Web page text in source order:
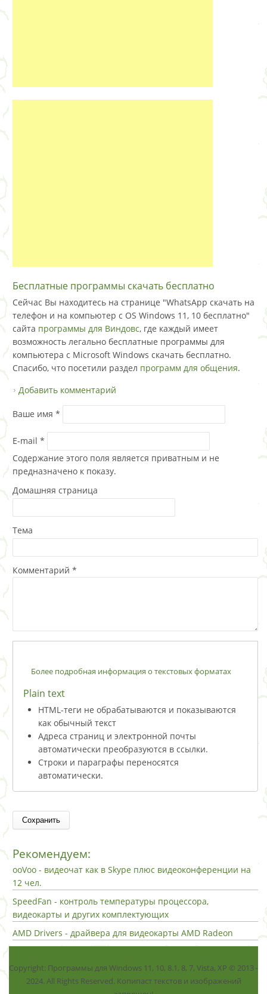
Бесплатные программы скачать бесплатно
Сейчас Вы находитесь на странице "WhatsApp скачать на
телефон и на компьютер с OS Windows 11, 10 бесплатно"
сайта программы для Виндовс, где каждый имеет
возможность легально бесплатные программы для
компьютера с Microsoft Windows скачать бесплатно.
Спасибо, что посетили раздел программ для общения.
Добавить комментарий
Ваше имя *
E-mail *
Содержание этого поля является приватным и не
предназначено к показу.
Домашняя страница
Тема
Комментарий *
Более подробная информация о текстовых форматах
Plain text
HTML-теги не обрабатываются и показываются
как обычный текст
Адреса страниц и электронной почты
автоматически преобразуются в ссылки.
Строки и параграфы переносятся
автоматически.
Рекомендуем:
ooVoo - видеочат как в Skype плюс видеоконференции на
12 чел.
SpeedFan - контроль температуры процессора,
видеокарты и других комплектующих
AMD Drivers - драйвера для видеокарты AMD Radeon
Copyright: Программы для Windows 11, 10, 8.1, 8, 7, Vista, ХР © 2013 -
2024. All Rights Reserved. Копипаст текстов и изображений